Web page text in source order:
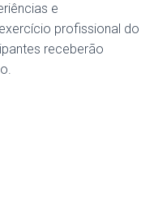
e
profissional do
receberão